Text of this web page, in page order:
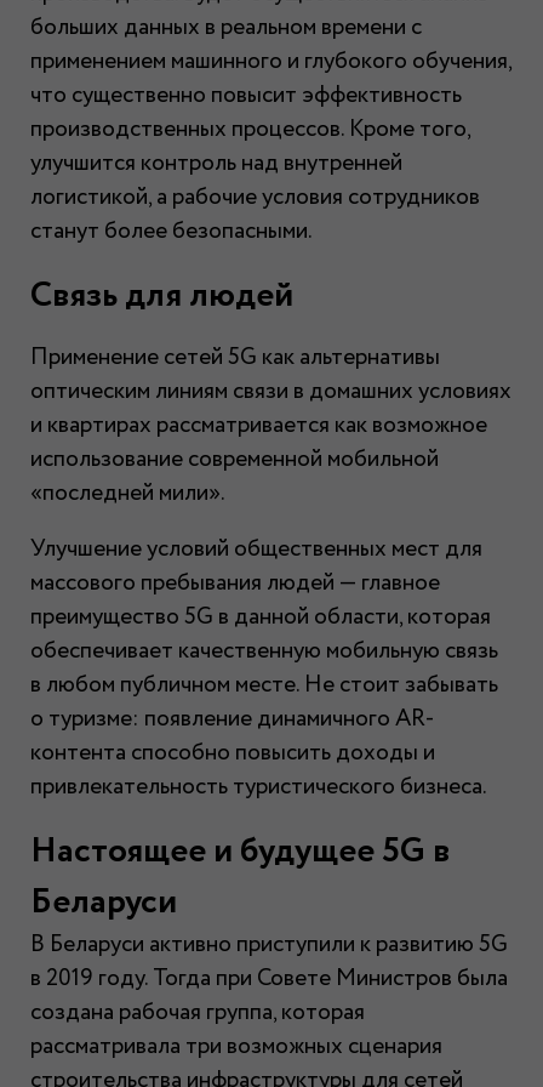
больших данных в реальном времени с
применением машинного и глубокого обучения,
что существенно повысит эффективность
производственных процессов. Кроме того,
улучшится контроль над внутренней
логистикой, а рабочие условия сотрудников
станут более безопасными.
Связь для людей
Применение сетей 5G как альтернативы
оптическим линиям связи в домашних условиях
и квартирах рассматривается как возможное
использование современной мобильной
«последней мили».
Улучшение условий общественных мест для
массового пребывания людей — главное
преимущество 5G в данной области, которая
обеспечивает качественную мобильную связь
в любом публичном месте. Не стоит забывать
о туризме: появление динамичного AR-
контента способно повысить доходы и
привлекательность туристического бизнеса.
Настоящее и будущее 5G в
Беларуси
В Беларуси активно приступили к развитию 5G
в 2019 году. Тогда при Совете Министров была
создана рабочая группа, которая
рассматривала три возможных сценария